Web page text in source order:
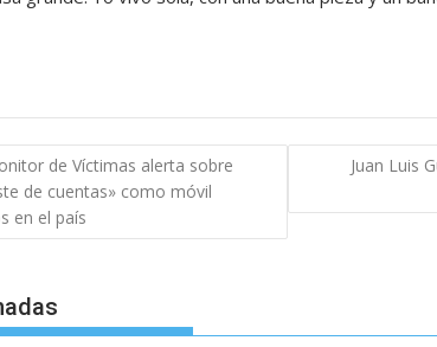
de Víctimas alerta sobre
de cuentas» como móvil
en el país
Juan Luis